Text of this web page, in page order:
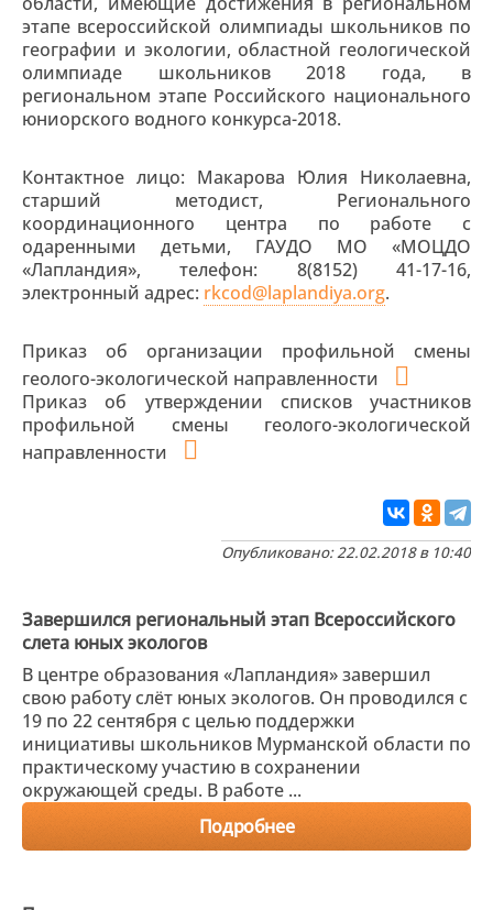
этапе всероссийской олимпиады школьников по
географии и экологии, областной геологической
олимпиаде школьников 2018 года, в
региональном этапе Российского национального
юниорского водного конкурса-2018.
Контактное лицо: Макарова Юлия Николаевна,
старший методист, Регионального
координационного центра по работе с
одаренными детьми, ГАУДО МО «МОЦДО
«Лапландия», телефон: 8(8152) 41-17-16,
электронный адрес: rkcod@laplandiya.org.
Приказ об организации профильной смены
геолого-экологической направленности
Приказ об утверждении списков участников
профильной смены геолого-экологической
направленности
Опубликовано: 22.02.2018 в 10:40
Завершился региональный этап Всероссийского
слета юных экологов
В центре образования «Лапландия» завершил
свою работу слёт юных экологов. Он проводился с
19 по 22 сентября с целью поддержки
инициативы школьников Мурманской области по
практическому участию в сохранении
окружающей среды. В работе ...
Подробнее